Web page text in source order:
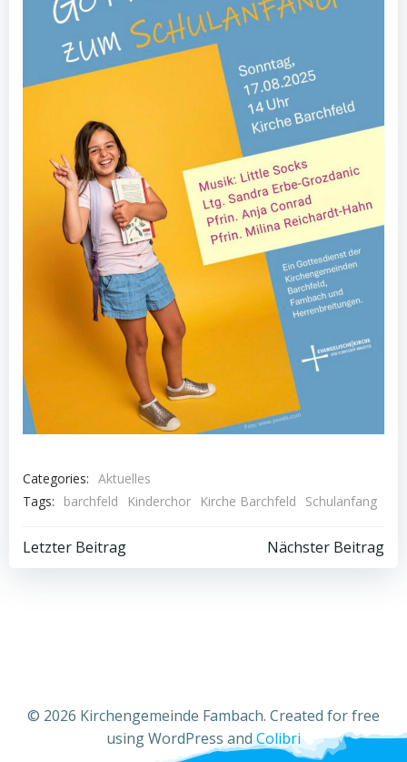
Categories: Aktuelles
Tags:
barchfeld Kinderchor Kirche Barchfeld Schulanfang
Post
Letzter Beitrag
PostNächster Beitrag
© 2026 Kirchengemeinde Fambach. Created for free
using WordPress andColibri